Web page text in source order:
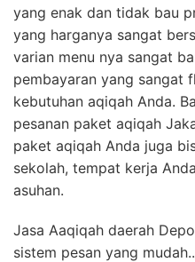
yang enak dan tidak bau
yang harganya sangat
varian menu nya sangat
pembayaran yang sangat
kebutuhan aqiqah Anda.
pesanan paket aqiqah
paket aqiqah Anda juga
sekolah, tempat kerja
asuhan.
Jasa Aaqiqah daerah
sistem pesan yang